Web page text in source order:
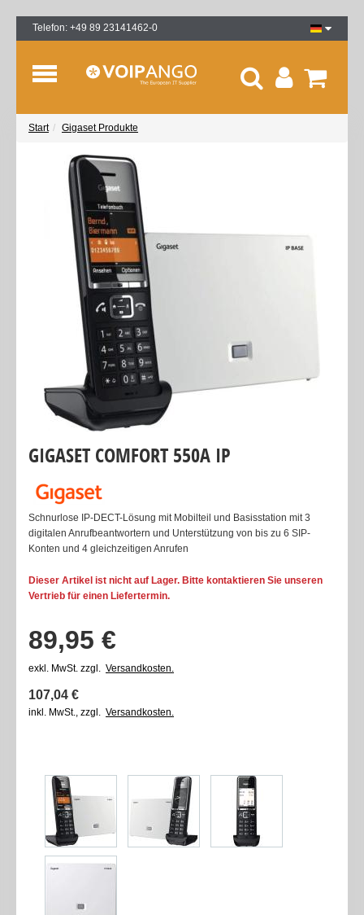
Telefon: +49 89 23141462-0
Start Gigaset Produkte
GIGASET COMFORT 550A IP
Schnurlose IP-DECT-Lösung mit Mobilteil und Basisstation mit 3
digitalen Anrufbeantwortern und Unterstützung von bis zu 6 SIP-
Konten und 4 gleichzeitigen Anrufen
Dieser Artikel ist nicht auf Lager. Bitte kontaktieren Sie unseren
Vertrieb für einen Liefertermin.
89,95 €
exkl. MwSt. zzgl. Versandkosten.
107,04 €
inkl. MwSt., zzgl. Versandkosten.